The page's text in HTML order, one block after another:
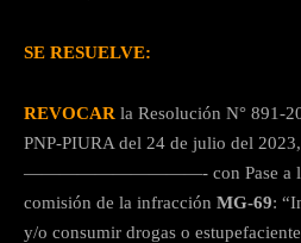
SE RESUELVE:
REVOCAR la Resolución N° 891-
PNP-PIURA del 24 de julio del
——————————- con Pase a la
comisión de la infracción MG-69:
y/o consumir drogas o